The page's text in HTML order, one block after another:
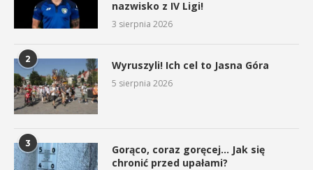
nazwisko z IV Ligi!
3 sierpnia 2026
2 Wyruszyli! Ich cel to Jasna Góra
5 sierpnia 2026
3
Gorąco, coraz goręcej… Jak się
chronić przed upałami?